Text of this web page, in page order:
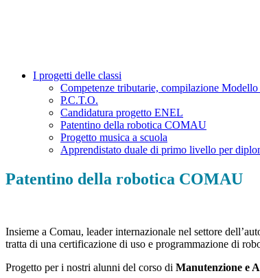
I progetti delle classi
Competenze tributarie, compilazione
P.C.T.O.
Candidatura progetto ENEL
Patentino della robotica COMAU
Progetto musica a scuola
Apprendistato duale di primo livello per
Patentino della robotica COMAU
Insieme a Comau, leader internazionale nel settore
tratta di una certificazione di uso e programmazione di
Progetto per i nostri alunni del corso di Manutenzione e